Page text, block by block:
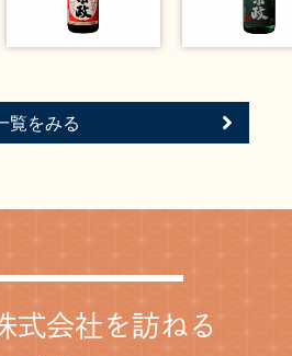
覧をみる
式会社を訪ねる